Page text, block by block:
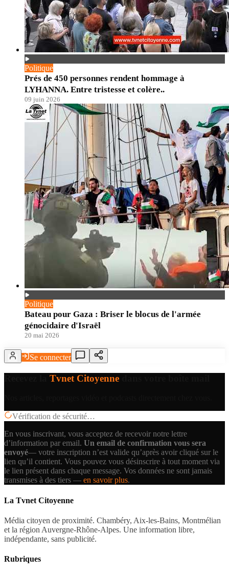
Politique
Prés de 450 personnes rendent hommage à
LYHANNA. Entre tristesse et colère..
09 juin 2026
Politique
Bateau pour Gaza : Briser le blocus de l'armée
génocidaire d'Israël
20 mai 2026
Se connecter
Tvnet Citoyenne
Vérification de sécurité…
En vous inscrivant, vous acceptez de recevoir notre lettre
d’information par email. Un email de confirmation vous sera
envoyé— votre inscription n’est valide qu’après avoir cliqué sur le
lien qu’il contient. Vous pouvez vous désinscrire à tout moment via
le lien présent dans chaque message. Vos données ne sont jamais
transmises à des tiers — en savoir plus.
La Tvnet Citoyenne
Média citoyen de proximité. Chambéry, Aix-les-Bains, Montmélian
et la région Auvergne-Rhône-Alpes. Une information libre,
indépendante, sans publicité.
Rubriques